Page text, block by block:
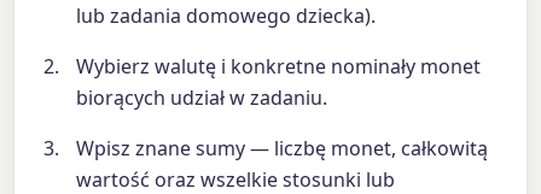
lub zadania domowego dziecka).
Wybierz walutę i konkretne nominały monet
biorących udział w zadaniu.
Wpisz znane sumy — liczbę monet, całkowitą
wartość oraz wszelkie stosunki lub